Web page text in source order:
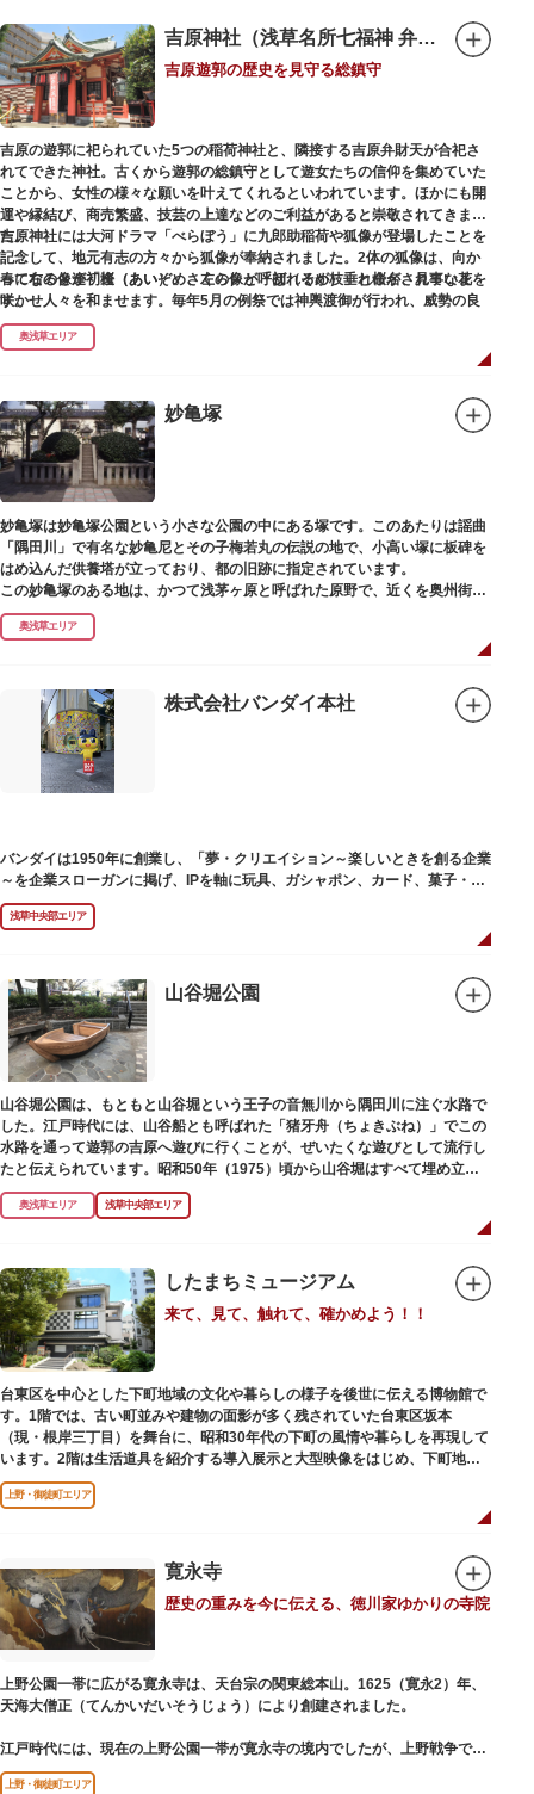
吉原神社（浅草名所七福神 弁財天）
吉原遊郭の歴史を見守る総鎮守
吉原の遊郭に祀られていた5つの稲荷神社と、隣接する吉原弁財天が合祀さ
れてできた神社。古くから遊郭の総鎮守として遊女たちの信仰を集めていた
ことから、女性の様々な願いを叶えてくれるといわれています。ほかにも開
運や縁結び、商売繁盛、技芸の上達などのご利益があると崇敬されてきまし
た。
春になると逢初桜（あいぞめさくら）と呼ばれるが枝垂れ桜が、見事な花を
咲かせ人々を和ませます。毎年5月の例祭では神輿渡御が行われ、威勢の良
い掛け声とともに各町は活気にあふれます。
吉原弁財天は浅草名所七福神の一社・弁財天にあたり、七福神に関する授与
吉原神社には大河ドラマ「べらぼう」に九郎助稲荷や狐像が登場したことを
記念して、地元有志の方々から狐像が奉納されました。2体の狐像は、向か
って右の像が「逢（あい）」、左の像が「初（そめ）」と命名されていま
す。
奥浅草エリア
妙亀塚
妙亀塚は妙亀塚公園という小さな公園の中にある塚です。このあたりは謡曲
「隅田川」で有名な妙亀尼とその子梅若丸の伝説の地で、小高い塚に板碑を
はめ込んだ供養塔が立っており、都の旧跡に指定されています。
この妙亀塚のある地は、かつて浅茅ヶ原と呼ばれた原野で、近くを奥州街道
が通じていました。妙亀塚は「梅若伝説」にちなんだ名称です。「梅若伝
説」とは平安時代、吉田少将惟房の子・梅若が、信夫藤太という人買いにさ
らわれ、都から奥州へつれて行かれる途中、重い病にかかりこの地に捨てら
田川岸で里人から梅若の死を知らされ、髪をおろして妙亀尼と称し庵を結ん
だ、という説話です。謡曲『隅田川』はこの伝説をもとにしています。
塚の上には板碑が祀られています。この板碑には「弘安十一年戊子五月二十
二日孝子敬白」と刻まれており、区内でも古いものです。しかし妙亀塚と板
碑との関係は、明らかではありません。
奥浅草エリア
株式会社バンダイ本社
バンダイは1950年に創業し、「夢・クリエイション～楽しいときを創る企業
～を企業スローガンに掲げ、IPを軸に玩具、ガシャポン、カード、菓子・食
品・食玩、アパレル、日用雑貨など、お客さまの身近で楽しんでいただける
エンターテインメントをお届けしています。
浅草中央部エリア
山谷堀公園
山谷堀公園は、もともと山谷堀という王子の音無川から隅田川に注ぐ水路で
した。江戸時代には、山谷船とも呼ばれた「猪牙舟（ちょきぶね）」でこの
水路を通って遊郭の吉原へ遊びに行くことが、ぜいたくな遊びとして流行し
たと伝えられています。昭和50年（1975）頃から山谷堀はすべて埋め立て
られて暗渠となり、細長い公園として生まれ変わりました。山谷堀公園に
は、猪牙舟についての説明板も設置されています。
奥浅草エリア 浅草中央部エリア
したまちミュージアム
来て、見て、触れて、確かめよう！！
台東区を中心とした下町地域の文化や暮らしの様子を後世に伝える博物館で
す。1階では、古い町並みや建物の面影が多く残されていた台東区坂本
（現・根岸三丁目）を舞台に、昭和30年代の下町の風情や暮らしを再現して
います。2階は生活道具を紹介する導入展示と大型映像をはじめ、下町地域
の歴史や出来事をたどることのできる資料を展示しています。また3階には
企画展示室と、道具や玩具を体験し、調べることができるしたまち情報コー
上野・御徒町エリア
寛永寺
歴史の重みを今に伝える、徳川家ゆかりの寺院
上野公園一帯に広がる寛永寺は、天台宗の関東総本山。1625（寛永2）年、
天海大僧正（てんかいだいそうじょう）により創建されました。
江戸時代には、現在の上野公園一帯が寛永寺の境内でしたが、上野戦争でそ
の多くを焼失。現在は根本中堂をはじめ開山堂（両大師）、不忍池辯天堂、
上野・御徒町エリア